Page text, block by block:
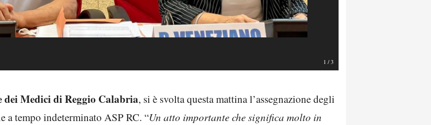
1 /3
Medici di Reggio Calabria, si è svolta questa mattina l’assegnazione degli
a tempo indeterminato ASP RC. “Un atto importante che significa molto in